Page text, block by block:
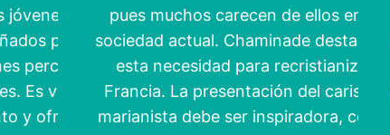
por
perciben
Es vital
y ofrecer
pues muchos carecen de ellos en la
sociedad actual. Chaminade destacaba
esta necesidad para recristianizar
Francia. La presentación del carisma
marianista debe ser inspiradora, como